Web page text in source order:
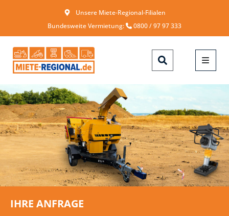
Unsere Miete-Regional-Filialen
Bundesweite Vermietung:
0800 / 97 97 333
IHRE ANFRAGE